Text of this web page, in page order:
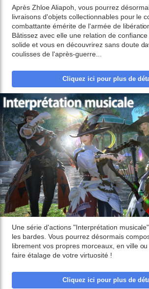
Après Zhloe Aliapoh, vous pourrez
livraisons d'objets collectionnables pour le
combattante émérite de l'armée de
Bâtissez avec elle une relation de
solide et vous en découvrirez sans doute
coulisses de l'après-guerre...
Cliquez ici pour plus de
Une série d'actions "Interprétation
les bardes. Vous pourrez désormais
librement vos propres morceaux, en ville
faire étalage de votre virtuosité !
Cliquez ici pour plus de